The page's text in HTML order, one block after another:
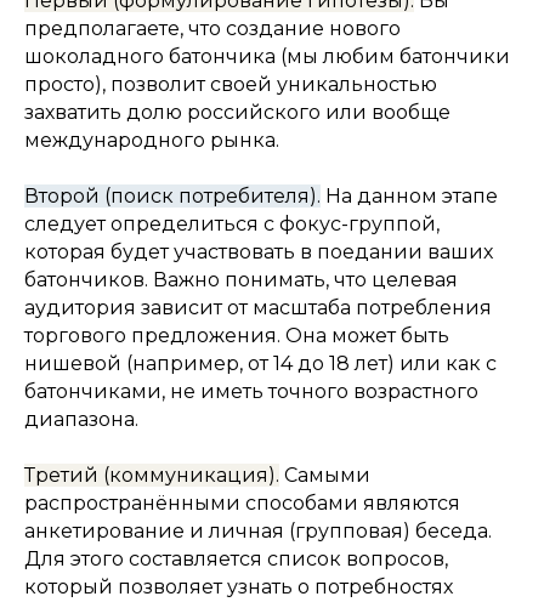
предполагаете, что создание нового
шоколадного батончика (мы любим батончики
просто), позволит своей уникальностью
захватить долю российского или вообще
международного рынка.
Второй (поиск потребителя). На данном этапе
следует определиться с фокус-группой,
которая будет участвовать в поедании ваших
батончиков. Важно понимать, что целевая
аудитория зависит от масштаба потребления
торгового предложения. Она может быть
нишевой (например, от 14 до 18 лет) или как с
батончиками, не иметь точного возрастного
диапазона.
Третий (коммуникация). Самыми
распространёнными способами являются
анкетирование и личная (групповая) беседа.
Для этого составляется список вопросов,
который позволяет узнать о потребностях